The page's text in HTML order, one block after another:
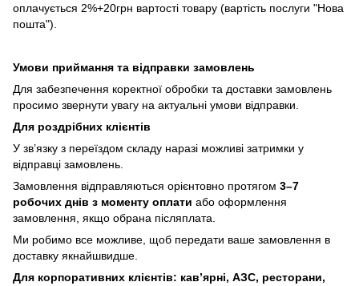
оплачується 2%+20грн вартості товару (вартість послуги "Нова
пошта").
Умови приймання та відправки замовлень
Для забезпечення коректної обробки та доставки замовлень
просимо звернути увагу на актуальні умови відправки.
Для роздрібних клієнтів
У зв’язку з переїздом складу наразі можливі затримки у
відправці замовлень.
Замовлення відправляються орієнтовно протягом 3–7
робочих днів з моменту оплати або оформлення
замовлення, якщо обрана післяплата.
Ми робимо все можливе, щоб передати ваше замовлення в
доставку якнайшвидше.
Для корпоративних клієнтів: кав’ярні, АЗС, ресторани,